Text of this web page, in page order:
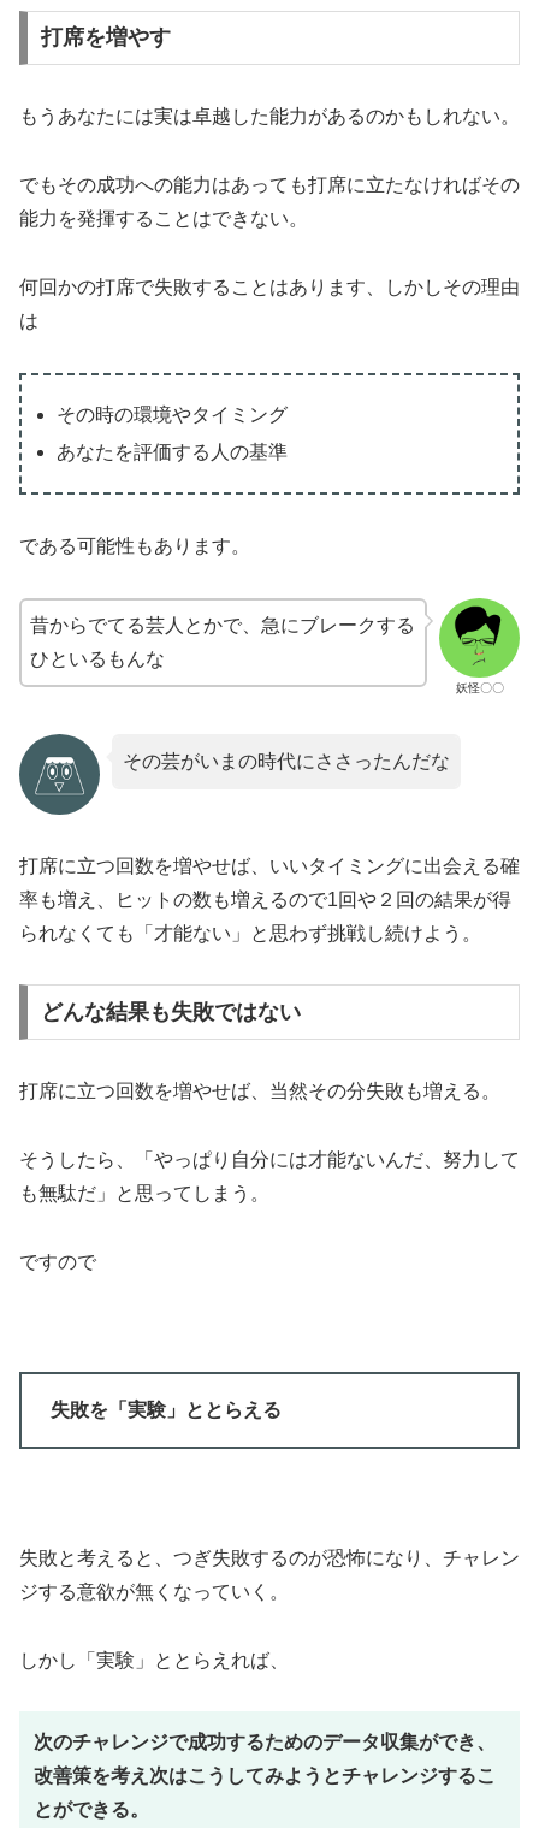
打席を増やす
もうあなたには実は卓越した能力があるのかもしれない。
でもその成功への能力はあっても打席に立たなければその
能力を発揮することはできない。
何回かの打席で失敗することはあります、しかしその理由
は
その時の環境やタイミング
あなたを評価する人の基準
である可能性もあります。
妖怪〇〇
昔からでてる芸人とかで、急にブレークする
ひといるもんな
その芸がいまの時代にささったんだな
打席に立つ回数を増やせば、いいタイミングに出会える確
率も増え、ヒットの数も増えるので1回や２回の結果が得
られなくても「才能ない」と思わず挑戦し続けよう。
どんな結果も失敗ではない
打席に立つ回数を増やせば、当然その分失敗も増える。
そうしたら、「やっぱり自分には才能ないんだ、努力して
も無駄だ」と思ってしまう。
ですので
失敗を「実験」ととらえる
失敗と考えると、つぎ失敗するのが恐怖になり、チャレン
ジする意欲が無くなっていく。
しかし「実験」ととらえれば、
次のチャレンジで成功するためのデータ収集ができ、
改善策を考え次はこうしてみようとチャレンジするこ
とができる。